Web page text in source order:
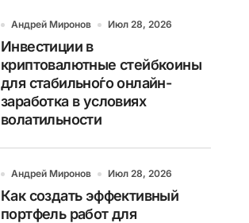
Андрей Миронов Июл 28, 2026
Инвестиции в
криптовалютные стейбкоины
для стабильно́го онлайн-
заработка в условиях
волатильности
Андрей Миронов Июл 28, 2026
Как создать эффективный
портфель работ для